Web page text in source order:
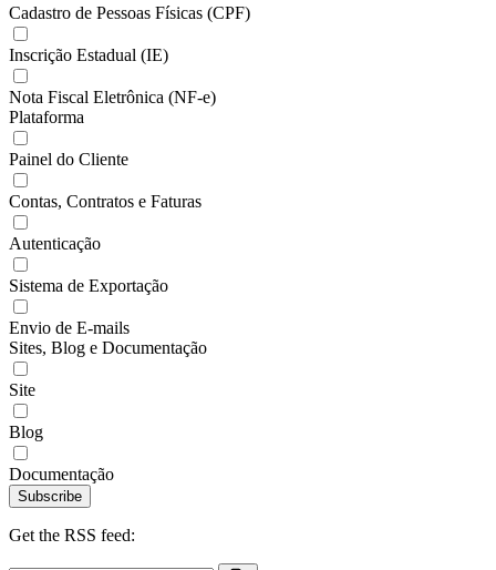
Cadastro de Pessoas Físicas (CPF)
Inscrição Estadual (IE)
Nota Fiscal Eletrônica (NF-e)
Plataforma
Painel do Cliente
Contas, Contratos e Faturas
Autenticação
Sistema de Exportação
Envio de E-mails
Sites, Blog e Documentação
Site
Blog
Documentação
Subscribe
Get the RSS feed: